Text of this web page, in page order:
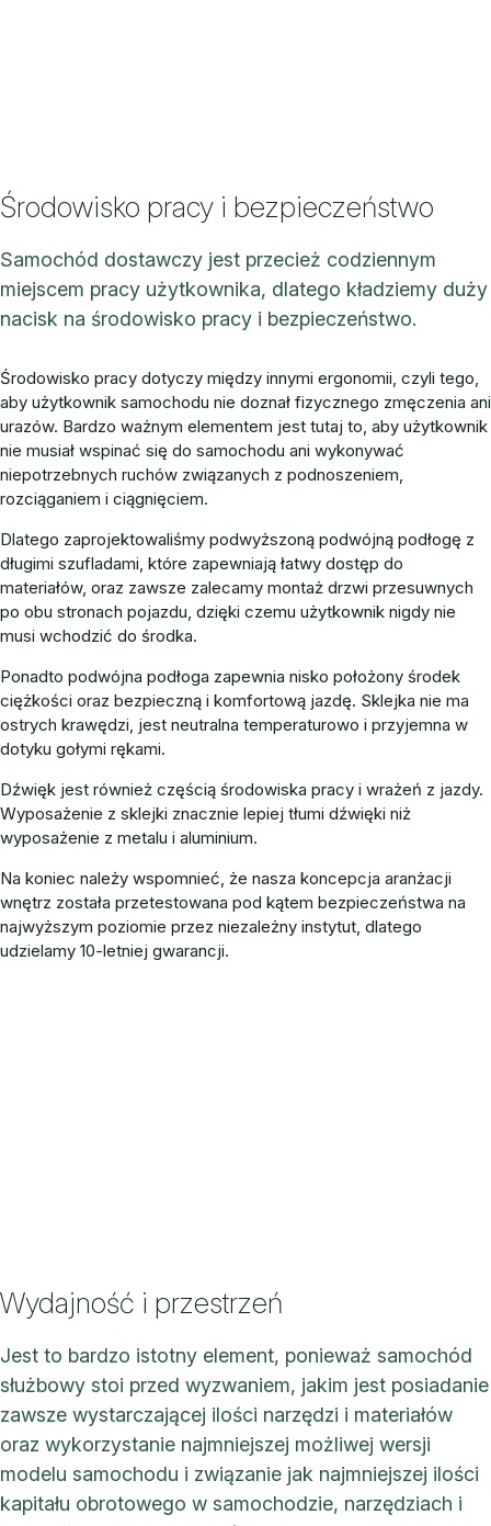
Środowisko pracy i bezpieczeństwo
Samochód dostawczy jest przecież codziennym
miejscem pracy użytkownika, dlatego kładziemy duży
nacisk na środowisko pracy i bezpieczeństwo.
Środowisko pracy dotyczy między innymi ergonomii, czyli tego,
aby użytkownik samochodu nie doznał fizycznego zmęczenia ani
urazów. Bardzo ważnym elementem jest tutaj to, aby użytkownik
nie musiał wspinać się do samochodu ani wykonywać
niepotrzebnych ruchów związanych z podnoszeniem,
rozciąganiem i ciągnięciem.
Dlatego zaprojektowaliśmy podwyższoną podwójną podłogę z
długimi szufladami, które zapewniają łatwy dostęp do
materiałów, oraz zawsze zalecamy montaż drzwi przesuwnych
po obu stronach pojazdu, dzięki czemu użytkownik nigdy nie
musi wchodzić do środka.
Ponadto podwójna podłoga zapewnia nisko położony środek
ciężkości oraz bezpieczną i komfortową jazdę. Sklejka nie ma
ostrych krawędzi, jest neutralna temperaturowo i przyjemna w
dotyku gołymi rękami.
Dźwięk jest również częścią środowiska pracy i wrażeń z jazdy.
Wyposażenie z sklejki znacznie lepiej tłumi dźwięki niż
wyposażenie z metalu i aluminium.
Na koniec należy wspomnieć, że nasza koncepcja aranżacji
wnętrz została przetestowana pod kątem bezpieczeństwa na
najwyższym poziomie przez niezależny instytut, dlatego
udzielamy 10-letniej gwarancji.
Wydajność i przestrzeń
Jest to bardzo istotny element, ponieważ samochód
służbowy stoi przed wyzwaniem, jakim jest posiadanie
zawsze wystarczającej ilości narzędzi i materiałów
oraz wykorzystanie najmniejszej możliwej wersji
modelu samochodu i związanie jak najmniejszej ilości
kapitału obrotowego w samochodzie, narzędziach i